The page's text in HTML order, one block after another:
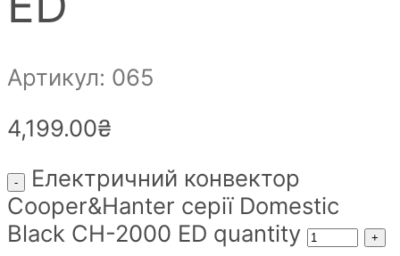
Артикул: 065
4,199.00₴
Електричний конвектор
Cooper&Hanter серії Domestic
Black CH-2000 ED quantity